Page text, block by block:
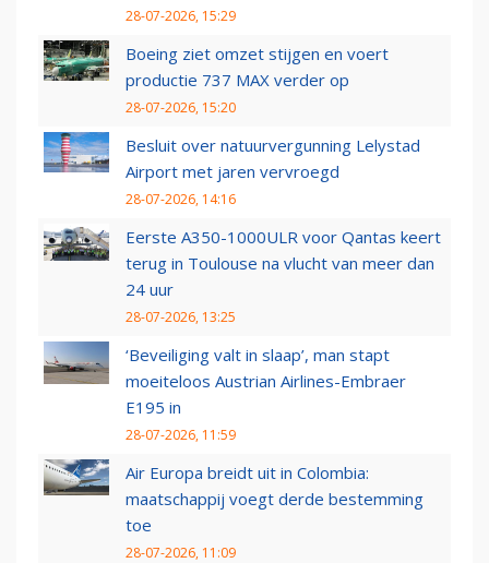
28-07-2026, 15:29
Boeing ziet omzet stijgen en voert
productie 737 MAX verder op
28-07-2026, 15:20
Besluit over natuurvergunning Lelystad
Airport met jaren vervroegd
28-07-2026, 14:16
Eerste A350-1000ULR voor Qantas keert
terug in Toulouse na vlucht van meer dan
24 uur
28-07-2026, 13:25
‘Beveiliging valt in slaap’, man stapt
moeiteloos Austrian Airlines-Embraer
E195 in
28-07-2026, 11:59
Air Europa breidt uit in Colombia:
maatschappij voegt derde bestemming
toe
28-07-2026, 11:09